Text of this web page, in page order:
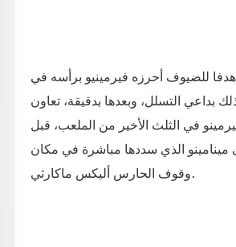
للضيوف أحرزه فيرمينيو برأسه في
19، وذلك بداعي التسلل، وبعدها بدقيقة، تعاون
في الثلث الأخير من الملعب، قبل
مينامينو الذي سددها مباشرة في مكان
وقوف الحارس أليكس ماكارثي.